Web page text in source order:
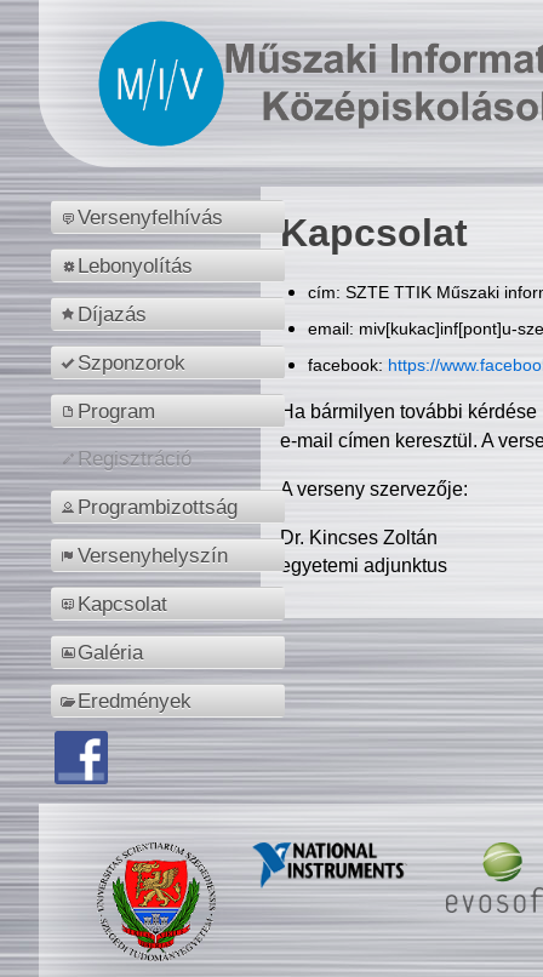
Versenyfelhívás
Lebonyolítás
Díjazás
Szponzorok
Program
Regisztráció
Programbizottság
Versenyhelyszín
Kapcsolat
Galéria
Eredmények
Kapcsolat
cím: SZTE TTIK Műszaki
email: miv[kukac]inf[pont]u-
facebook: https://
Ha bármilyen további
e-mail címen keresztül. A
A verseny szervezője:
Dr. Kincses Zoltán
egyetemi adjunktus